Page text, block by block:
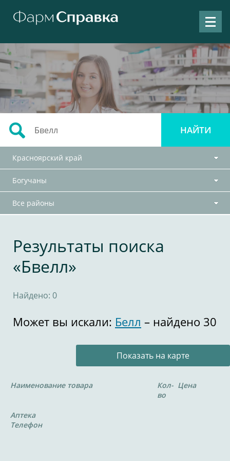
Красноярский край
Богучаны
Все районы
Результаты поиска
«Бвелл»
Найдено: 0
Может вы искали: Белл – найдено 30
Показать на карте
Наименование товара
Кол-
во
Цена
Аптека
Телефон